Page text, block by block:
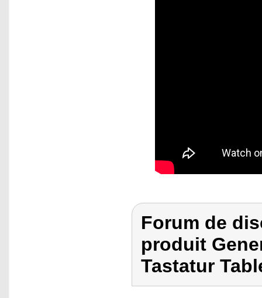
Forum de
produit
Tastatur